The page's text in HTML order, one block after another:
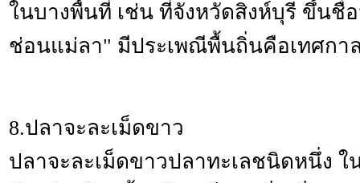
ในบางพื้นที่ เช่น ที่จังหวัดสิงห์บุรี ขึ้นชื่
ช่อนแม่ลา" มีประเพณีพื้นถิ่นคือเทศกา
8.ปลาจะละเม็ดขาว
ปลาจะละเม็ดขาวปลาทะเลชนิดหนึ่ง ใ